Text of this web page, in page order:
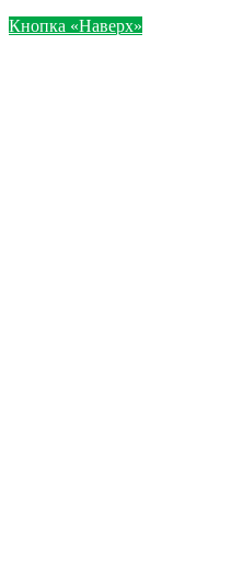
Кнопка «Наверх»